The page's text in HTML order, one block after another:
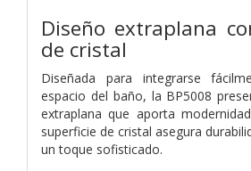
Diseño extraplana
de cristal
Diseñada para integrarse
espacio del baño, la BP5008
extraplana que aporta
superficie de cristal asegura
un toque sofisticado.